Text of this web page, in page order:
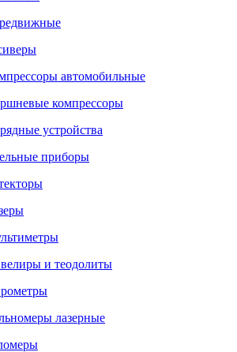
автомобильные
компрессоры
устройства
приборы
и теодолиты
лазерные